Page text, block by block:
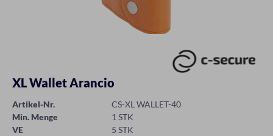
XL Wallet Arancio
Artikel-Nr.
CS-XL WALLET-40
Min. Menge
1 STK
VE
5 STK